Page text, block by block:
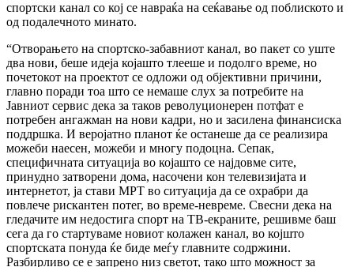
спортски канал со кој се навраќа на сеќавање од поблиското и
од подалечното минато.
“Отворањето на спортско-забавниот канал, во пакет со уште
два нови, беше идеја којашто тлееше и подолго време, но
почетокот на проектот се одложи од објективни причини,
главно поради тоа што се немаше слух за потребите на
Јавниот сервис дека за таков револуционерен потфат е
потребен ангажман на нови кадри, но и засилена финансиска
поддршка. И веројатно планот ќе останеше да се реализира
можеби наесен, можеби и многу подоцна. Сепак,
специфичната ситуација во којашто се најдовме сите,
принудно затворени дома, насочени кон телевизијата и
интернетот, ја стави МРТ во ситуација да се охрабри да
повлече рискантен потег, во време-невреме. Свесни дека на
гледачите им недостига спорт на ТВ-екраните, решивме баш
сега да го стартуваме новиот колажен канал, во којшто
спортската понуда ќе биде меѓу главните содржини.
Разбирливо се е запрено низ светот, тако што можност за